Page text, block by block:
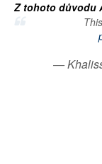
Z tohoto důvodu
—